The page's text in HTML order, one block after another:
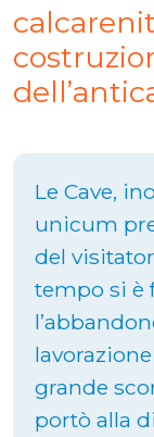
Le Cave,
unicum
del
tempo si è
grande
portò alla